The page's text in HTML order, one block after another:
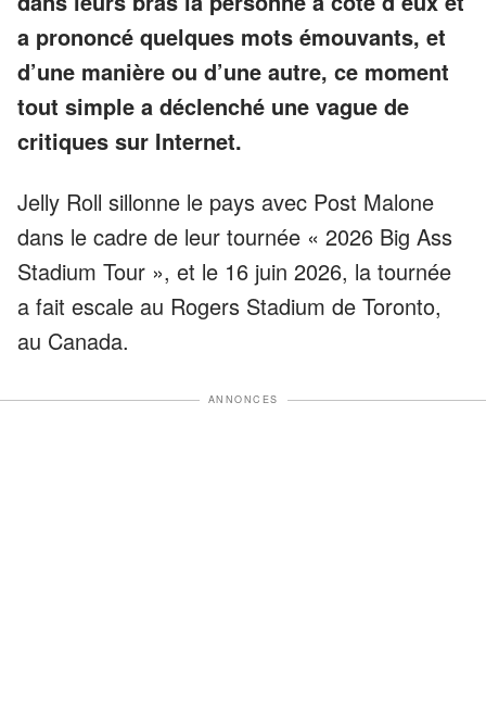
a prononcé quelques mots émouvants, et
d’une manière ou d’une autre, ce moment
tout simple a déclenché une vague de
critiques sur Internet.
Jelly Roll sillonne le pays avec Post Malone
dans le cadre de leur tournée « 2026 Big Ass
Stadium Tour », et le 16 juin 2026, la tournée
a fait escale au Rogers Stadium de Toronto,
au Canada.
ANNONCES